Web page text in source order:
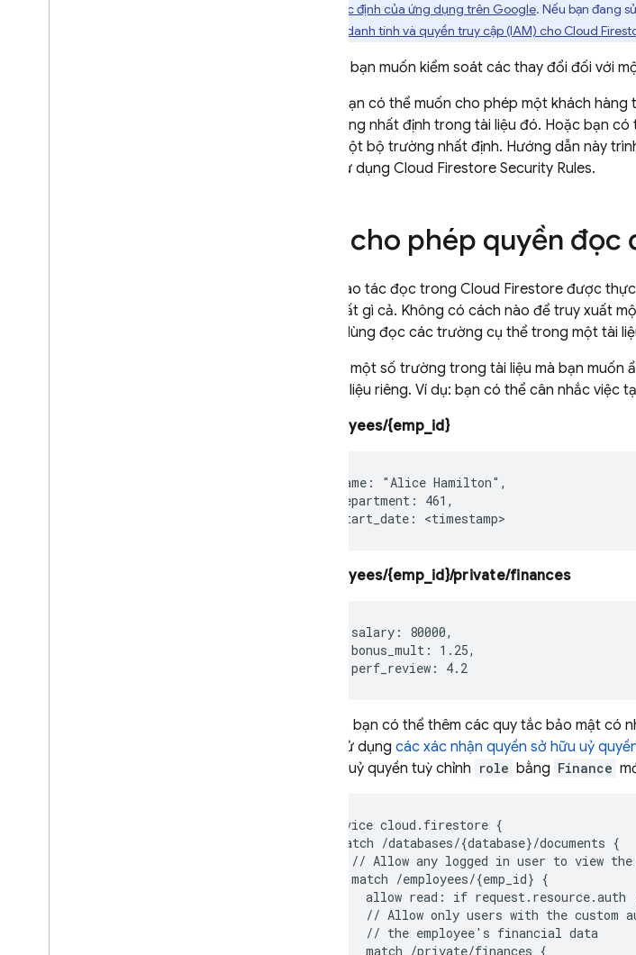
thực mặc định của ứng dụng trên Google. Nếu bạn đang
Quản lý danh tính và quyền truy cập (IAM) cho Cloud
Đôi khi, bạn muốn kiểm soát các thay đổi đối với
Ví dụ: bạn có thể muốn cho phép một khách
số trường nhất định trong tài liệu đó. Hoặc bạn
chứa một bộ trường nhất định. Hướng dẫn này
cách sử dụng Cloud Firestore Security Rules.
Chỉ cho phép quyền
Các thao tác đọc trong Cloud Firestore được thực
truy xuất gì cả. Không có cách nào để truy xuất
người dùng đọc các trường cụ thể trong một tài
Nếu có một số trường trong tài liệu mà bạn
một tài liệu riêng. Ví dụ: bạn có thể cân nhắc
/employees/{emp_id}
  name: "Alice Hamilton",
  department: 461,
/employees/{emp_id}/private/finances
    salary: 80000,
    bonus_mult: 1.25,
Sau đó, bạn có thể thêm các quy tắc bảo mật có
đang sử dụng các xác nhận quyền sở hữu uỷ
sở hữu uỷ quyền tuỳ chỉnh role bằng Finance
service cloud.firestore {
  match /databases/{database}/documents {
// Allow any logged in user to view
    match /employees/{emp_id} {
allow read: if request.resource.auth
// Allow only users with the custom
      // the employee's financial data
      match /private/finances {